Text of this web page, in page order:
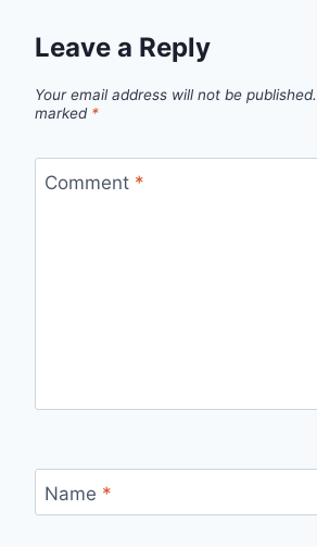
Leave a Reply
Your email address will not be published.
marked *
Comment *
Name *